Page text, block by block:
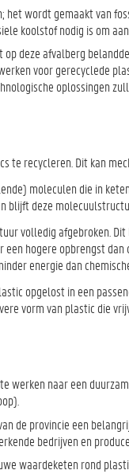
wordt gemaakt van
koolstof nodig is om
deze afvalberg
voor gerecyclede
oplossingen
te recycleren. Dit kan
moleculen die in
blijft deze
volledig afgebroken.
hogere opbrengst
energie dan
opgelost in een
vorm van plastic die
werken naar een
de provincie een
bedrijven en
waardeketen rond